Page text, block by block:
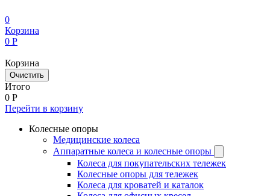
0
Корзина
0 Р
Корзина
Очистить
Итого
0 Р
Перейти в корзину
Колесные опоры
Медицинские колеса
Аппаратные колеса и колесные опоры
Колеса для покупательских тележек
Колесные опоры для тележек
Колеса для кроватей и каталок